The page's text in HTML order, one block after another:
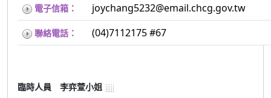
電子信箱： joychang5232@email.chcg.gov.tw
聯絡電話： (04)7112175 #67
臨時人員 李弈萱小姐